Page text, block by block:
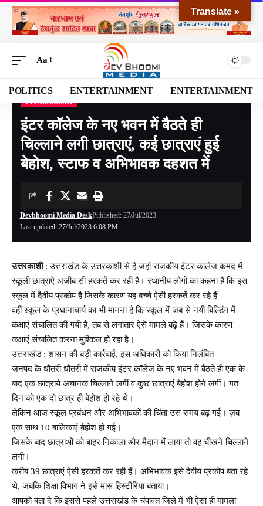
Aa
POLITICS ENTERTAINMENT ENTERTAINMENT
Devbhoomi Media>Blog> NATIONAL>UTTARAKHAND>UTTARAKASHI
इंटर कॉलेज के नए भवन में बैठते ही
चिल्लाने लगी छात्राएं, कई छात्राएं हुई
बेहोश, स्टाफ व अभिभावक दहशत में
Last updated: 27/Jul/2023 6:08 PM
Devbhoomi Media DeskPublished: 27/Jul/2023
उत्तरकाशी: उत्तराखंड के उत्तरकाशी से है जहां राजकीय इंटर कालेज कमद में
स्कूली छात्राऐ अजीब सी हरकतें कर रही है। स्थानीय लोगों का कहना है कि इस
स्कूल में दैवीय प्रकोप है जिसके कारण यह बच्चे ऐसी हरकतें कर रहे हैं
वहीं स्कूल के प्रधानाचार्य का भी मानना है कि स्कूल में जब से नयी बिल्डिंग में
कक्षाएं संचालित की गयी हैं, तब से लगातार ऐसे मामले बढ़े हैं। जिसके कारण
कक्षाएं संचालित करना मुश्किल हो रहा है।
उत्तराखंड : शासन की बड़ी कार्रवाई, इस अधिकारी को किया निलंबित
जनपद के धौंतरी धौंतरी में राजकीय इंटर कॉलेज के नए भवन में बैठते ही एक के
बाद एक छात्राये अचानक चिल्लाने लगीं व कुछ छात्राएं बेहोश होने लगीं। गत
दिन को एक दो छात्र ही बेहोश हो रहे थे।
लेकिन आज स्कूल प्रबंधन और अभिभावकों की चिंता उस समय बढ़ गई। ज़ब
एक साथ 10 बालिकाएं बेहोश हो गई।
जिसके बाद छात्राओं को बाहर निकाला और मैदान में लाया तो वह चीखने चिल्लाने
लगी।
करीब 39 छात्राएं ऐसी हरकतें कर रही हैं। अभिभावक इसे दैवीय प्रकोप बता रहे
थे, जबकि शिक्षा विभाग ने इसे मास हिस्टीरिया बताया।
आपको बता दे कि इससे पहले उत्तराखंड के चंपावत जिले में भी ऐसा ही मामला
Translate »